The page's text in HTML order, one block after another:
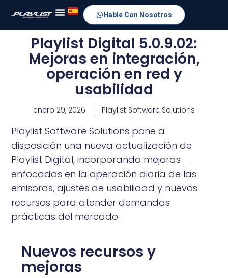
Hable Con Nosotros
Playlist Digital 5.0.9.02:
Mejoras en integración,
operación en red y
usabilidad
enero 29, 2026 Playlist Software Solutions
Playlist Software Solutions pone a
disposición una nueva actualización de
Playlist Digital, incorporando mejoras
enfocadas en la operación diaria de las
emisoras, ajustes de usabilidad y nuevos
recursos para atender demandas
prácticas del mercado.
Nuevos recursos y
mejoras